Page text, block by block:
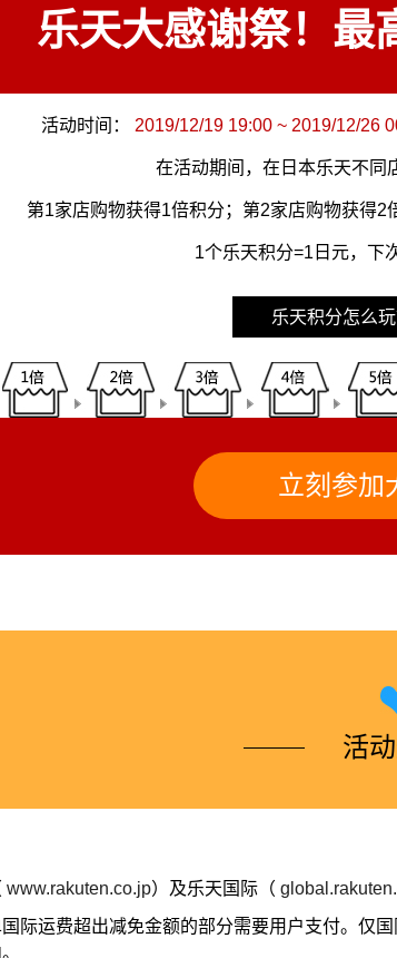
乐天大感谢祭！最
活动时间： 2019/12/19 19:00 ~ 2019/12/26
在活动期间，在日本乐天不同
第1家店购物获得1倍积分；第2家店购物获得2
1个乐天积分=1日元，下
乐天积分怎么
立刻参加
活
www.rakuten.co.jp）及乐天国际（
际运费超出减免金额的部分需要用户支付。仅